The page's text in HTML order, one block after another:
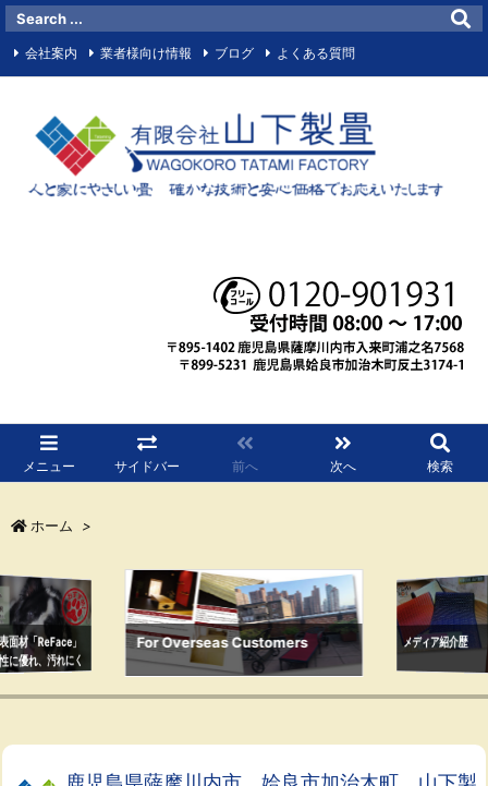
メニュー サイドバー 前へ 次へ 検索
会社案内 業者様向け情報 ブログ よくある質問
Facebook RSS
ホーム >
Customers メディア紹介歴 よくある質問